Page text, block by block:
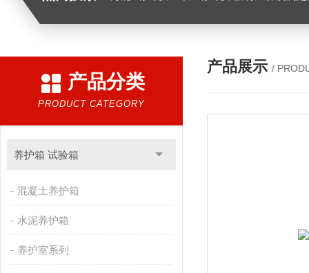
产品分类
PRODUCT CATEGORY
养护箱 试验箱
混凝土养护箱
水泥养护箱
养护室系列
产品展示 /